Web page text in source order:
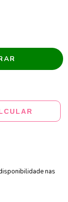
nas